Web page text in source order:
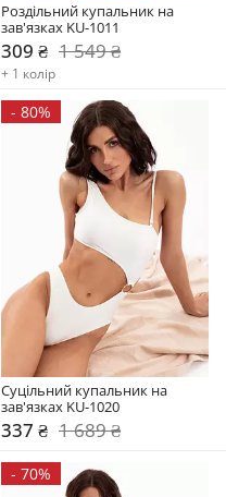
Роздільний купальник на
зав'язках KU-1011
309 ₴ 1 549 ₴
+ 1 колір
- 80%
Суцільний купальник на
зав'язках KU-1020
337 ₴ 1 689 ₴
- 70%